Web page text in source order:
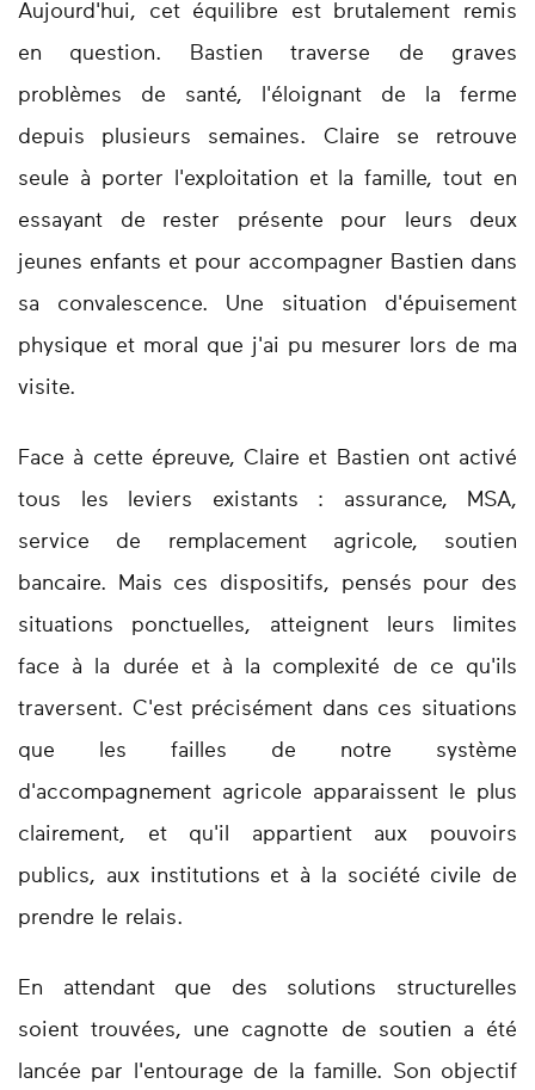
Aujourd'hui, cet équilibre est brutalement remis
en question. Bastien traverse de graves
problèmes de santé, l'éloignant de la ferme
depuis plusieurs semaines. Claire se retrouve
seule à porter l'exploitation et la famille, tout en
essayant de rester présente pour leurs deux
jeunes enfants et pour accompagner Bastien dans
sa convalescence. Une situation d'épuisement
physique et moral que j'ai pu mesurer lors de ma
visite.
Face à cette épreuve, Claire et Bastien ont activé
tous les leviers existants : assurance, MSA,
service de remplacement agricole, soutien
bancaire. Mais ces dispositifs, pensés pour des
situations ponctuelles, atteignent leurs limites
face à la durée et à la complexité de ce qu'ils
traversent. C'est précisément dans ces situations
que les failles de notre système
d'accompagnement agricole apparaissent le plus
clairement, et qu'il appartient aux pouvoirs
publics, aux institutions et à la société civile de
prendre le relais.
En attendant que des solutions structurelles
soient trouvées, une cagnotte de soutien a été
lancée par l'entourage de la famille. Son objectif